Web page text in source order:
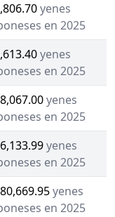
yenes
en 2025
yenes
en 2025
yenes
en 2025
yenes
en 2025
yenes
en 2025